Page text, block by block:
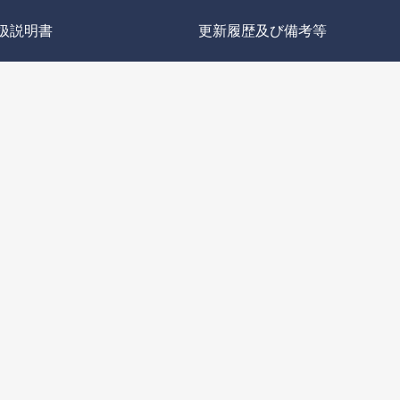
説明書 更新履歴及び備考等